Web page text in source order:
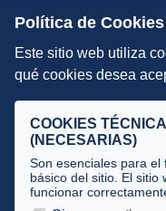
Política de Cookies
Este sitio web utiliza
qué cookies desea
COOKIES
(NECESARIAS)
Son esenciales para el
básico del sitio. El sitio
funcionar